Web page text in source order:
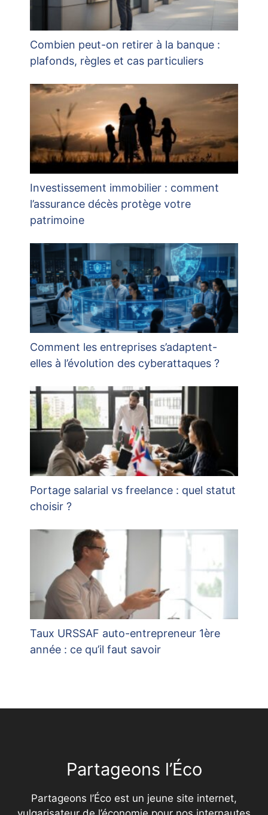
Combien peut-on retirer à la banque :
plafonds, règles et cas particuliers
Investissement immobilier : comment
l’assurance décès protège votre
patrimoine
Comment les entreprises s’adaptent-
elles à l’évolution des cyberattaques ?
Portage salarial vs freelance : quel statut
choisir ?
Taux URSSAF auto-entrepreneur 1ère
année : ce qu’il faut savoir
Partageons l’Éco
Partageons l’Éco est un jeune site internet,